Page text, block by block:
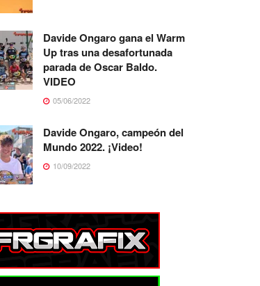
Davide Ongaro gana el Warm
Up tras una desafortunada
parada de Oscar Baldo.
VIDEO
05/06/2022
Davide Ongaro, campeón del
Mundo 2022. ¡Video!
10/09/2022